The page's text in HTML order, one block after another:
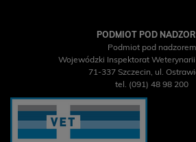
PODMIOT POD
Podmiot pod nadzorem
Wojewódzki Inspektorat
71-337 Szczecin, ul.
tel. (091) 48 98 200